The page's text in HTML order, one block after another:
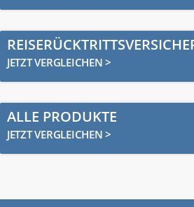
JETZT VERGLEICHEN >
ALLE PRODUKTE
JETZT VERGLEICHEN >